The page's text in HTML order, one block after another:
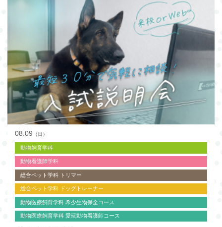
08.09 （日）
動物飼育学科
動物看護師学科
総合ペット学科 トリマー
総合ペット学科 ドッグトレーナー
動物医療飼育学科 希少生物保全コース
動物医療飼育学科 愛玩動物看護師コース